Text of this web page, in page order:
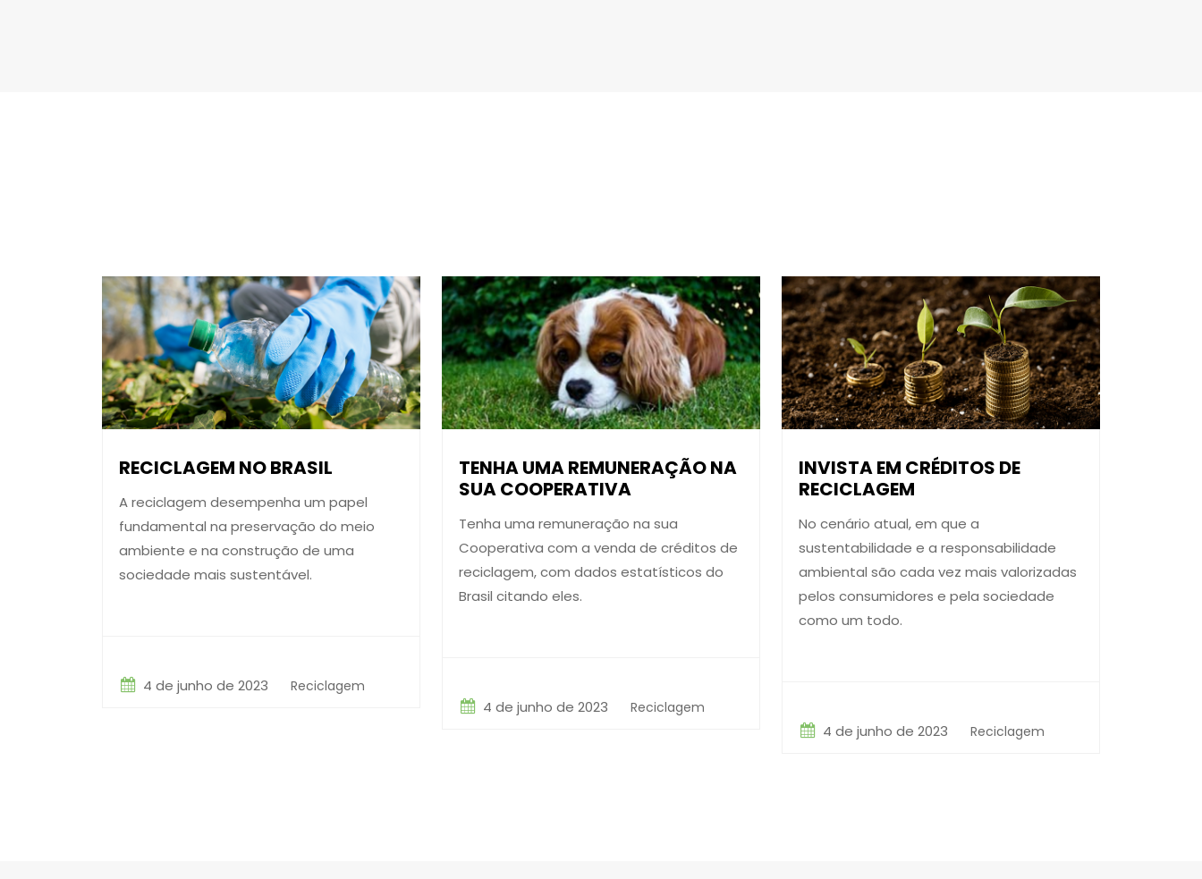
RECICLAGEM NO BRASIL
A reciclagem desempenha um papel
fundamental na preservação do meio
ambiente e na construção de uma
sociedade mais sustentável.
4 de junho de 2023 Reciclagem
TENHA UMA REMUNERAÇÃO NA
SUA COOPERATIVA
Tenha uma remuneração na sua
Cooperativa com a venda de créditos de
reciclagem, com dados estatísticos do
Brasil citando eles.
4 de junho de 2023 Reciclagem
INVISTA EM CRÉDITOS DE
RECICLAGEM
No cenário atual, em que a
sustentabilidade e a responsabilidade
ambiental são cada vez mais valorizadas
pelos consumidores e pela sociedade
como um todo.
4 de junho de 2023 Reciclagem